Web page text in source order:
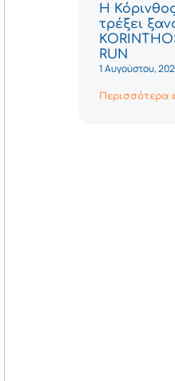
Η
τρέξει
RUN
1 Αυγούστου,
Περισσότερα